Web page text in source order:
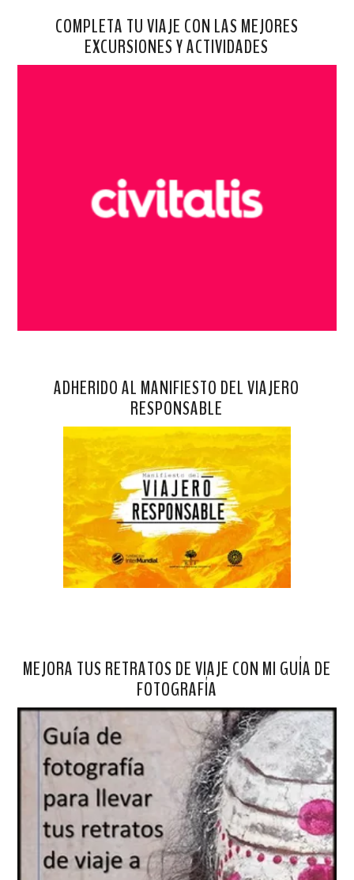
COMPLETA TU VIAJE CON LAS MEJORES
EXCURSIONES Y ACTIVIDADES
ADHERIDO AL MANIFIESTO DEL VIAJERO
RESPONSABLE
MEJORA TUS RETRATOS DE VIAJE CON MI GUÍA DE
FOTOGRAFÍA